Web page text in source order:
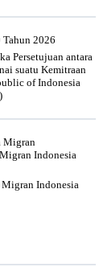
2026
Persetujuan antara
suatu Kemitraan
of Indonesia
Migran
Indonesia
Indonesia